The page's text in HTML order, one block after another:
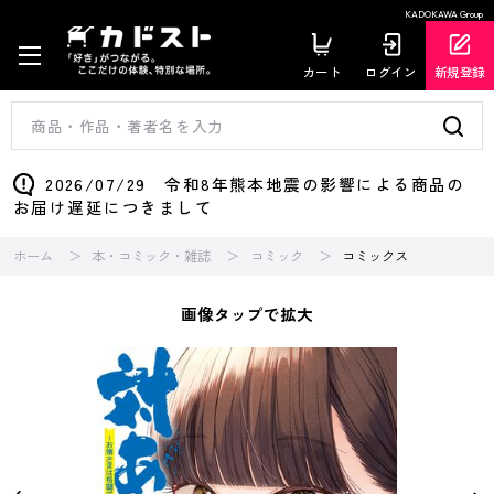
KADOKAWA Group
カート ログイン 新規登録
2026/07/29 令和8年熊本地震の影響による商品の
お届け遅延につきまして
ホーム 本・コミック・雑誌 コミック コミックス
画像タップで拡大